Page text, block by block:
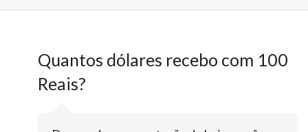
Quantos dólares recebo com 100
Reais?